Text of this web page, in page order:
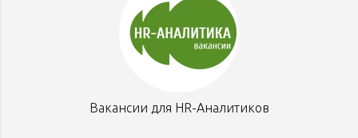
Вакансии для HR-Аналитиков